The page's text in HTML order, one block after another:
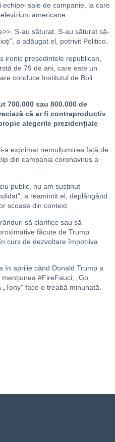
sale de campanie, la care
americane.
S-au săturat. S-au săturat să-
a adăugat el, potrivit Politico.
ironic președintele republican,
de 79 de ani, care este un
conduce Institutul de Boli
700.000 sau 800.000 de
că ar fi contraproductiv
alegerile prezidențiale
a exprimat nemulțumirea față de
din campania coronavirus a
public, nu am susținut
a reamintit el, deplângând
scoase din context.
să clarifice sau să
făcute de Trump
curs de dezvoltare împotriva
în aprilie când Donald Trump a
#FireFauci, „Go
face o treabă minunată.